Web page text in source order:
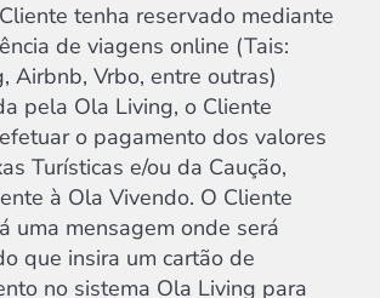
tenha reservado mediante
de viagens online (Tais:
Airbnb, Vrbo, entre outras)
pela Ola Living, o Cliente
o pagamento dos valores
Turísticas e/ou da Caução,
à Ola Vivendo. O Cliente
uma mensagem onde será
que insira um cartão de
no sistema Ola Living para